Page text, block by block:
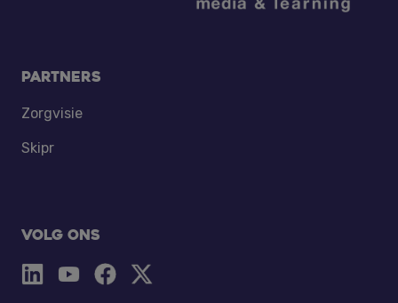
Partners
Zorgvisie
Skipr
Volg ons